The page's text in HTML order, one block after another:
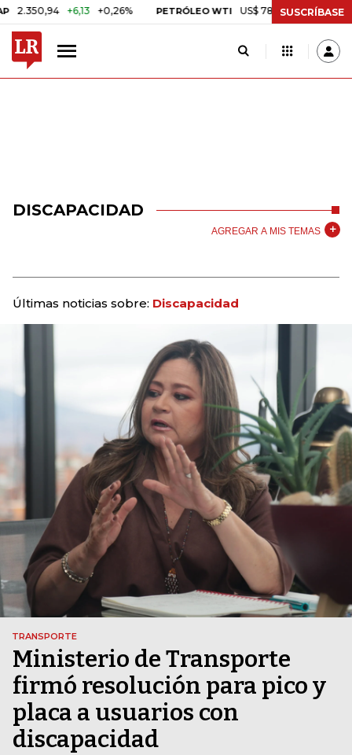
+6,13 +0,26% PETRÓLEO WTI US$ 78,01 US$ 2,92 +3,89%
SUSCRÍBASE
DISCAPACIDAD
AGREGAR A MIS TEMAS
Últimas noticias sobre: Discapacidad
TRANSPORTE
Ministerio de Transporte
firmó resolución para pico y
placa a usuarios con
discapacidad